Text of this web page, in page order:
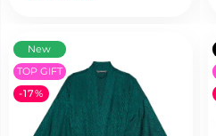
New
TOP GIFT
-17%